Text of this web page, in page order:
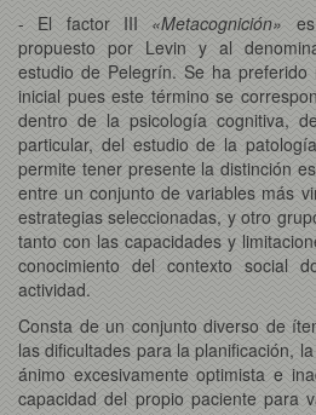
- El factor III «Metacognición»
propuesto por Levin y al
estudio de Pelegrín. Se ha preferido
inicial pues este término se
dentro de la psicología cognitiva,
particular, del estudio de la
permite tener presente la distinción
entre un conjunto de variables más
estrategias seleccionadas, y otro
tanto con las capacidades y
conocimiento del contexto social
actividad.
Consta de un conjunto diverso de
las dificultades para la planificación,
ánimo excesivamente optimista e
capacidad del propio paciente para